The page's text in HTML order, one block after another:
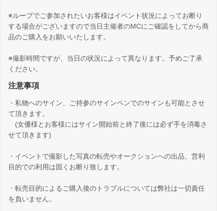
※ループでご参加されたいお客様はイベント状況によってお断り
する場合がございますので当日主催者のMCにご確認をしてから商
品のご購入をお願いいたします。
※撮影時間ですが、当日の状況によって異なります。予めご了承
ください。
注意事項
・私物へのサイン、ご持参のサインペンでのサインも可能とさせ
て頂きます。
(女優様とお客様にはサイン開始前と終了後には必ず手を消毒さ
せて頂きます)
・イベントで撮影した写真の転売やオークションへの出品、営利
目的での利用は固くお断り致します。
・転売目的によるご購入後のトラブルについては弊社は一切責任
を負いません。